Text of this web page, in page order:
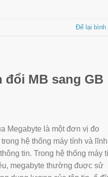
Để lại bình
đổi MB sang GB
Megabyte là một đơn vị đo
hệ thống máy tính và lĩnh
tin. Trong hệ thống máy
megabyte thường đuợc sử